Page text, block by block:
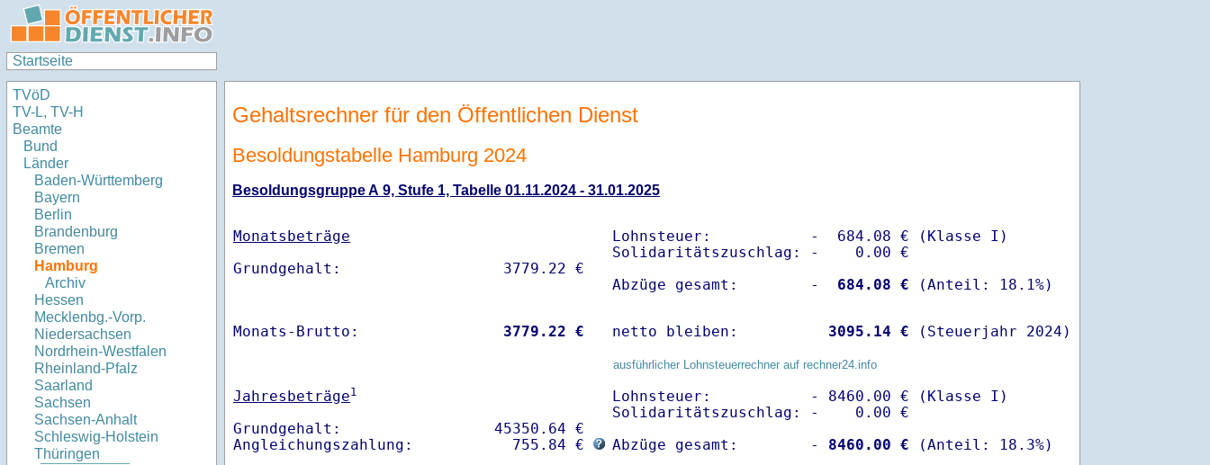
Startseite
TVöD
TV-L, TV-H
Beamte
Bund
Länder
Baden-Württemberg
Bayern
Berlin
Brandenburg
Bremen
Hamburg
Archiv
Hessen
Mecklenbg.-Vorp.
Niedersachsen
Nordrhein-Westfalen
Rheinland-Pfalz
Saarland
Sachsen
Sachsen-Anhalt
Schleswig-Holstein
Thüringen
Gehaltsrechner für den Öffentlichen Dienst
Besoldungstabelle Hamburg 2024
Besoldungsgruppe A 9, Stufe 1, Tabelle 01.11.2024 - 31.01.2025
Monatsbeträge
Lohnsteuer:           -  684.08 € (Klasse I)
Solidaritätszuschlag: -    0.00 €
Abzüge gesamt:        -
  684.08 €
Monats-Brutto: 3779.22 € netto bleiben: 3095.14 € (Steuerjahr 2024)
ausführlicher Lohnsteuerrechner auf rechner24.info
Jahresbeträge1
Grundgehalt:                 45350.64 €
Angleichungszahlung:           755.84 €
Lohnsteuer:           - 8460.00 € (Klasse I)
Solidaritätszuschlag: -    0.00 €
Abzüge gesamt:        -
8460.00 €